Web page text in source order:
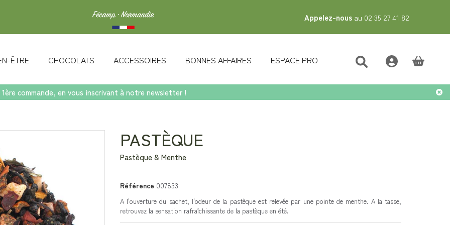
Appelez-nous au 02 35 27 41 82
ÊTRE CHOCOLATS ACCESSOIRES BONNES AFFAIRES ESPACE PRO
commande, en vous inscrivant à notre newsletter !
PASTÈQUE
Pastèque & Menthe
Référence 007833
A l'ouverture du sachet, l'odeur de la pastèque est relevée par une pointe de menthe. A la tasse,
retrouvez la sensation rafraîchissante de la pastèque en été.